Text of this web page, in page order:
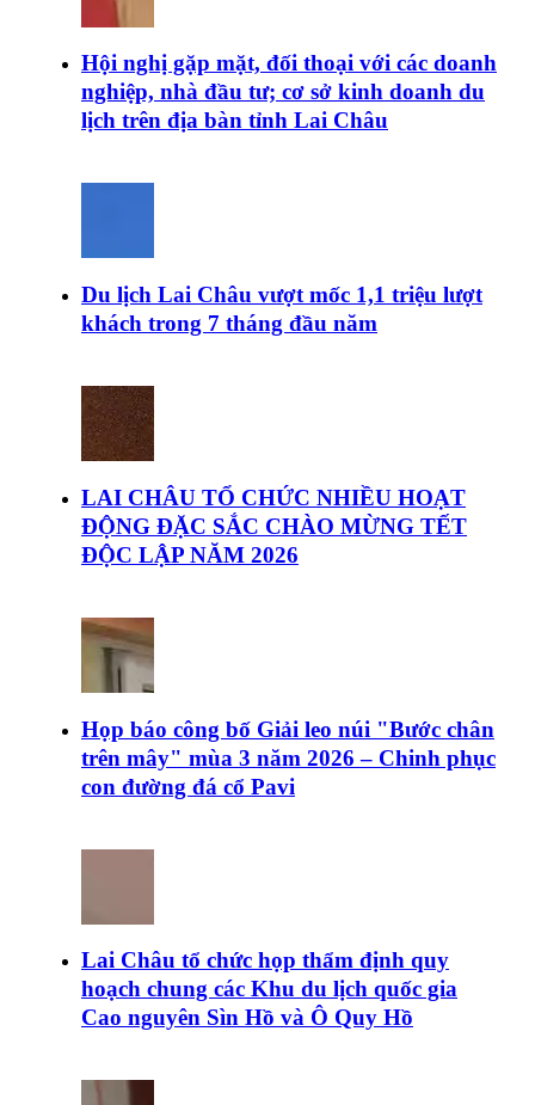
Hội nghị gặp mặt, đối thoại với các doanh
nghiệp, nhà đầu tư; cơ sở kinh doanh du
lịch trên địa bàn tỉnh Lai Châu
Du lịch Lai Châu vượt mốc 1,1 triệu lượt
khách trong 7 tháng đầu năm
LAI CHÂU TỔ CHỨC NHIỀU HOẠT
ĐỘNG ĐẶC SẮC CHÀO MỪNG TẾT
ĐỘC LẬP NĂM 2026
Họp báo công bố Giải leo núi "Bước chân
trên mây" mùa 3 năm 2026 – Chinh phục
con đường đá cổ Pavi
Lai Châu tổ chức họp thẩm định quy
hoạch chung các Khu du lịch quốc gia
Cao nguyên Sìn Hồ và Ô Quy Hồ